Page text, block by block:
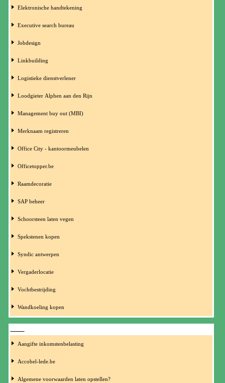
Elektronische handtekening
Executive search bureau
Jobdesign
Linkbuilding
Logistieke dienstverlener
Loodgieter Alphen aan den Rijn
Management buy out (MBI)
Merknaam registreren
Office City - kantoormeubelen
Officetopper.be
Raamdecoratie
SAP beheer
Schoorsteen laten vegen
Spekstenen kopen
Syndic antwerpen
Vergaderlocatie
Vochtbestrijding
Wandkoeling kopen
Aangifte inkomstenbelasting
Accobel-lede.be
Algemene voorwaarden laten opstellen?